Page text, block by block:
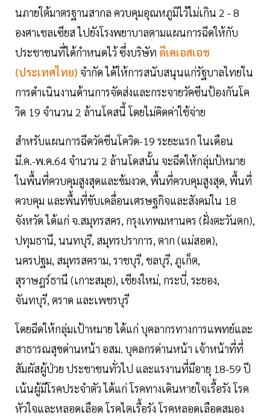
นภายใต้มาตรฐานสากล ควบคุมอุณหภูมิไว้ไม่เกิน 2 - 8
องศาเชลเซียส ไปยังโรงพยาบาลตามแผนการฉีดให้กับ
ประชาชนที่ได้กำหนดไว้ ซึ่งบริษัท ดีเคเอสเอช
(ประเทศไทย) จำกัด ได้ให้การสนับสนุนแก่รัฐบาลไทยใน
การดำเนินงานด้านการจัดส่งและกระจายวัคซีนป้องกันโค
วิด 19 จำนวน 2 ล้านโคสนี้ โดยไม่คิดค่าใช้จ่าย
สำหรับแผนการฉีดวัคชีนโควิด-19 ระยะแรก ในเดือน
มี.ค.-พ.ค.64 จำนวน 2 ล้านโดสนั้น จะฉีดให้กลุ่มป้หมาย
ในพื้นที่ควบคุมสูงสุดและข้มงวด, พื้นที่ควบคุมสูงสุด, พื้นที่
ควบคุม และพื้นที่ขับเคลื่อนเศรษฐกิจและสังคมใน 18
จังหวัด ได้แก่ จ.สมุทรสคร, กรุงเทพมหานคร (ฝั่งตะวันตก),
ปทุมธานี, นนทบุรี, สมุทรปราการ, ตาก (แม่สอด),
นครปฐม, สมุทรสคราม, ราชบุรี, ชลบุรี, ภูเก็ต,
สุราษฎร์ธานี (เกาะสมุย), เชียงใหม่, กระบี่, ระยอง,
จันทบุรี, ตราด และเพชรบุรี
โดยฉีดให้กลุ่มเป้าหมาย ได้แก่ บุคลากรทางการแพทย์และ
สาธารณสุขด่านหน้า อสม. บุคลกรด่านหน้า เจ้าหน้าที่ที่
สัมผัสผู้ป่วย ประชาชนทั่วไป และแรงานที่มีอายุ 18-59 ปี
เน้นผู้มีโรคประจำตัว ได้แก่ โรคทางเดินหายใจเรื้อรัง โรค
หัวใจและหลอดเลือด โรคไตเรื้อรัง โรคหลอดเลือดสมอง